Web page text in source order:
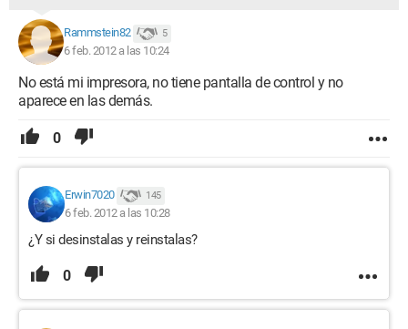
Rammstein82 5
6 feb. 2012 a las 10:24
No está mi impresora, no tiene pantalla de control y no
aparece en las demás.
0
Erwin7020 145
6 feb. 2012 a las 10:28
¿Y si desinstalas y reinstalas?
0